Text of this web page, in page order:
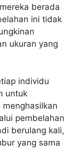
berada
ini tidak
ukuran yang
individu
untuk
pembelahan
berulang kali,
yang sama